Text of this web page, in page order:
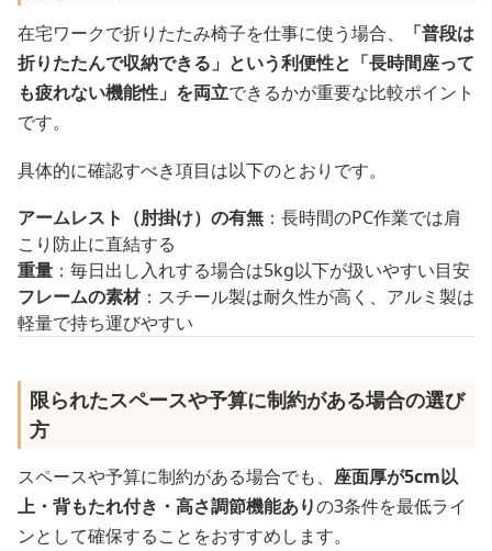
在宅ワークで折りたたみ椅子を仕事に使う場合、
「普段は
折りたたんで収納できる」という利便性と「長時間座って
も疲れない機能性」を両立できるかが重要な比較ポイント
です。
具体的に確認すべき項目は以下のとおりです。
アームレスト（肘掛け）の有無 ：長時間のPC作業では肩
こり防止に直結する
重量 ：毎日出し入れする場合は5kg以下が扱いやすい目安
フレームの素材：スチール製は耐久性が高く、アルミ製は
軽量で持ち運びやすい
限られたスペースや予算に制約がある場合の選び
方
スペースや予算に制約がある場合でも、 座面厚が5cm以
上・背もたれ付き・高さ調節機能ありの3条件を最低ライ
ンとして確保することをおすすめします。